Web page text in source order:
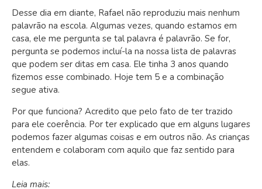
Desse dia em diante, Rafael não reproduziu mais nenhum
palavrão na escola. Algumas vezes, quando estamos em
casa, ele me pergunta se tal palavra é palavrão. Se for,
pergunta se podemos incluí-la na nossa lista de palavras
que podem ser ditas em casa. Ele tinha 3 anos quando
fizemos esse combinado. Hoje tem 5 e a combinação
segue ativa.
Por que funciona? Acredito que pelo fato de ter trazido
para ele coerência. Por ter explicado que em alguns lugares
podemos fazer algumas coisas e em outros não. As crianças
entendem e colaboram com aquilo que faz sentido para
elas.
Leia mais: